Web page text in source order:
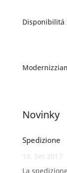
Disponibilitá
Novinky
Spedizione
19. Set 2017
La